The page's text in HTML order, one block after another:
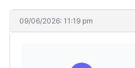
09/06/2026: 11:19 pm